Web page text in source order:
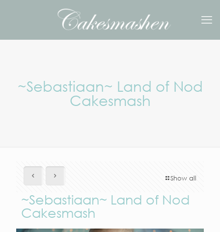
~Sebastiaan~ Land of Nod
Cakesmash
Show all
~Sebastiaan~ Land of Nod
Cakesmash